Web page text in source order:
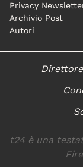
Privacy
Archivio Post
Autori
t24 è una